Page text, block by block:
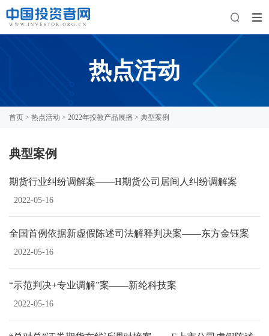
热点活动
首页 > 热点活动 > 2022年投教产品展播 > 典型案例
典型案例
期货行业纠纷调解案——H期货公司居间人纠纷调解案
2022-05-16
全国首例依据新虚假陈述司法解释判决案——东方金钰案
2022-05-16
“示范判决+专业调解”案——新纶科技案
2022-05-16